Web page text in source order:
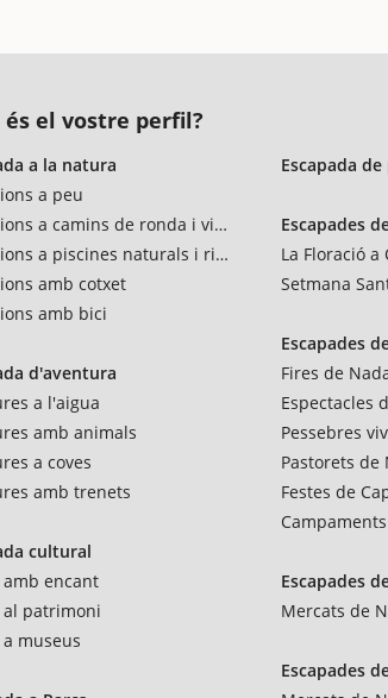
és el vostre perfil?
a la natura
a peu
a camins de ronda i vies verdes
a piscines naturals i rius
amb cotxet
amb bici
d'aventura
a l'aigua
amb animals
a coves
amb trenets
cultural
amb encant
al patrimoni
museus
Escapada
Escapades
La Floració a
Setmana
Escapades
Fires de
Espectacles
Pessebres
Pastorets de
Festes de
Escapades
Mercats de
Escapades